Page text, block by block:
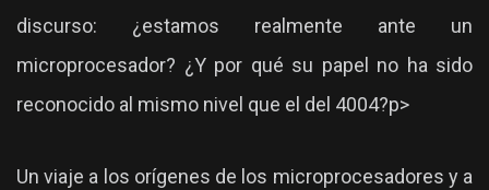
discurso: ¿estamos realmente ante un
microprocesador? ¿Y por qué su papel no ha sido
reconocido al mismo nivel que el del 4004?p>
Un viaje a los orígenes de los microprocesadores y a